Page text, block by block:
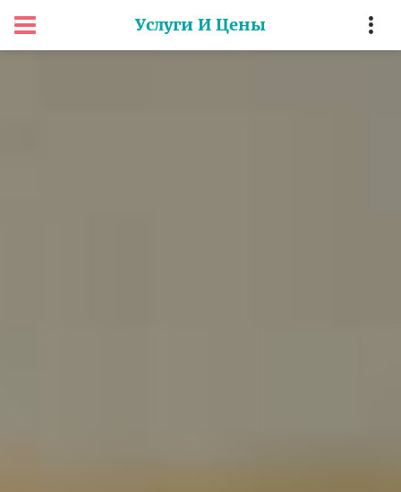
Услуги И Цены